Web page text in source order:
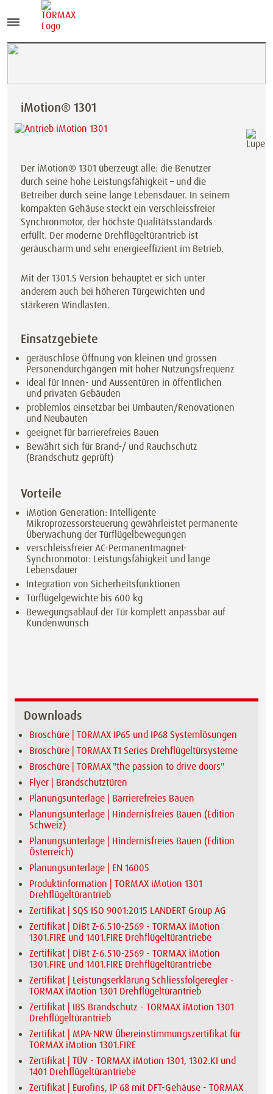
iMotion® 1301
Der iMotion® 1301 überzeugt alle: die Benutzer
durch seine hohe Leistungsfähigkeit – und die
Betreiber durch seine lange Lebensdauer. In seinem
kompakten Gehäuse steckt ein verschleissfreier
Synchronmotor, der höchste Qualitätsstandards
erfüllt. Der moderne Drehflügeltürantrieb ist
geräuscharm und sehr energieeffizient im Betrieb.
Mit der 1301.S Version behauptet er sich unter
anderem auch bei höheren Türgewichten und
stärkeren Windlasten.
Einsatzgebiete
geräuschlose Öffnung von kleinen und grossen
Personendurchgängen mit hoher Nutzungsfrequenz
ideal für Innen- und Aussentüren in öffentlichen
und privaten Gebäuden
problemlos einsetzbar bei Umbauten/Renovationen
und Neubauten
geeignet für barrierefreies Bauen
Bewährt sich für Brand-/ und Rauchschutz
(Brandschutz geprüft)
Vorteile
iMotion Generation: Intelligente
Mikroprozessorsteuerung gewährleistet permanente
Überwachung der Türflügelbewegungen
verschleissfreier AC-Permanentmagnet-
Synchronmotor: Leistungsfähigkeit und lange
Lebensdauer
Integration von Sicherheitsfunktionen
Türflügelgewichte bis 600 kg
Bewegungsablauf der Tür komplett anpassbar auf
Kundenwunsch
Downloads
Broschüre | TORMAX IP65 und IP68 Systemlösungen
Broschüre | TORMAX T1 Series Drehflügeltürsysteme
Broschüre | TORMAX "the passion to drive doors"
Flyer | Brandschutztüren
Planungsunterlage | Barrierefreies Bauen
Planungsunterlage | Hindernisfreies Bauen (Edition
Schweiz)
Planungsunterlage | Hindernisfreies Bauen (Edition
Österreich)
Planungsunterlage | EN 16005
Produktinformation | TORMAX iMotion 1301
Drehflügeltürantrieb
Zertifikat | SQS ISO 9001:2015 LANDERT Group AG
Zertifikat | DiBt Z-6.510-2569 - TORMAX iMotion
1301.FIRE und 1401.FIRE Drehflügeltürantriebe
Zertifikat | DiBt Z-6.510-2569 - TORMAX iMotion
1301.FIRE und 1401.FIRE Drehflügeltürantriebe
Zertifikat | Leistungserklärung Schliessfolgeregler -
TORMAX iMotion 1301 Drehflügeltürantrieb
Zertifikat | IBS Brandschutz - TORMAX iMotion 1301
Drehflügeltürantrieb
Zertifikat | MPA-NRW Übereinstimmungszertifikat für
TORMAX iMotion 1301.FIRE
Zertifikat | TÜV - TORMAX iMotion 1301, 1302.KI und
1401 Drehflügeltürantriebe
Zertifikat | Eurofins, IP 68 mit DFT-Gehäuse - TORMAX